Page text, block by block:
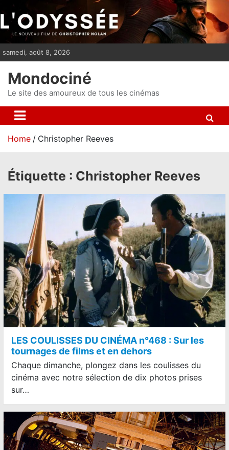
i
p
n
t
samedi, août 8, 2026
Mondociné
Le site des amoureux de tous les cinémas
Home Christopher Reeves
Étiquette : Christopher Reeves
LES COULISSES DU CINÉMA n°468 : Sur les
tournages de films et en dehors
Chaque dimanche, plongez dans les coulisses du
cinéma avec notre sélection de dix photos prises
sur…